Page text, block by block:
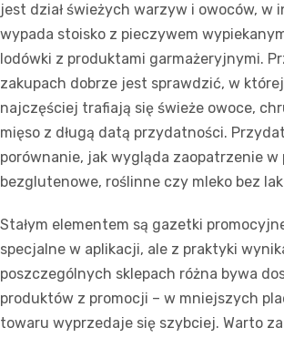
jest dział świeżych warzyw i owoców, w
wypada stoisko z pieczywem
lodówki z produktami garmażeryjnymi.
zakupach dobrze jest sprawdzić, w
najczęściej trafiają się świeże owoce,
mięso z długą datą przydatności.
porównanie, jak wygląda zaopatrzenie
bezglutenowe, roślinne czy mleko bez
Stałym elementem są gazetki
specjalne w aplikacji, ale z praktyki
poszczególnych sklepach różna bywa
produktów z promocji – w mniejszych
towaru wyprzedaje się szybciej. Warto